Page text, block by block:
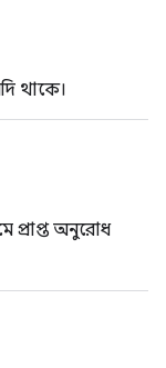
থাকে।
প্রাপ্ত অনুরোধ